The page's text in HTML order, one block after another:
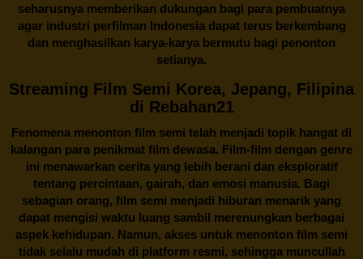
seharusnya memberikan dukungan bagi para pembuatnya
agar industri perfilman Indonesia dapat terus berkembang
dan menghasilkan karya-karya bermutu bagi penonton
setianya.
Streaming Film Semi Korea, Jepang, Filipina
di Rebahan21
Fenomena menonton film semi telah menjadi topik hangat di
kalangan para penikmat film dewasa. Film-film dengan genre
ini menawarkan cerita yang lebih berani dan eksploratif
tentang percintaan, gairah, dan emosi manusia. Bagi
sebagian orang, film semi menjadi hiburan menarik yang
dapat mengisi waktu luang sambil merenungkan berbagai
aspek kehidupan. Namun, akses untuk menonton film semi
tidak selalu mudah di platform resmi, sehingga muncullah